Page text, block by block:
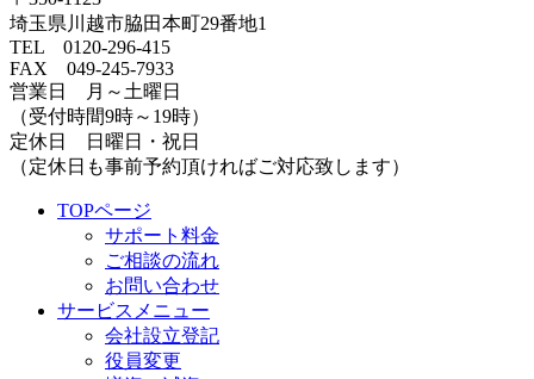
会社設立登記
役員変更
増資・減資
商号変更
目的変更
解散登記
本店移転
組織再編
事務所/専門家
電車でのアクセス（川越事務所）
車でのアクセス（川越事務所）
電車でのアクセス（狭山事務所）
車でのアクセス（狭山事務所）
専門家紹介 神戸 光邦